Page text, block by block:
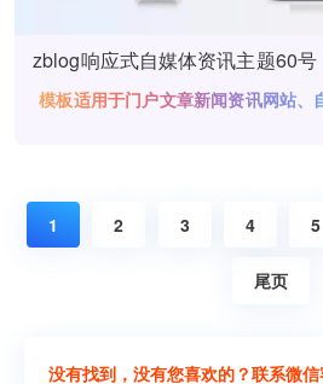
zblog响应式自媒体资讯主题60号
模板适用于门户文章新闻资讯网站、
1 2 3 4 5
尾页
没有找到，没有您喜欢的？联系微信